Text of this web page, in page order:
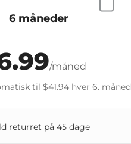
6 måneder
/måned
til $41.94 hver 6. måned
returret på 45 dage